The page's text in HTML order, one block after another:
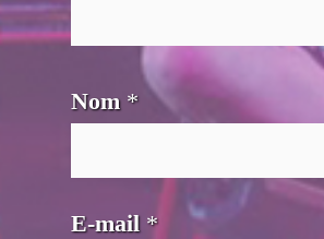
Nom *
E-mail *